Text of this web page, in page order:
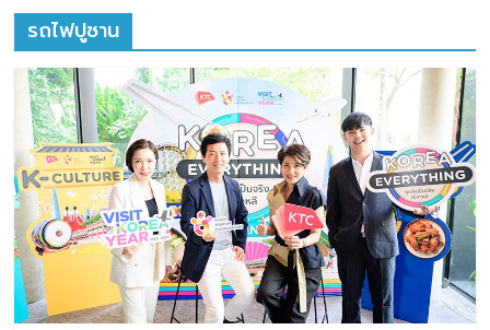
รถไฟปูซาน